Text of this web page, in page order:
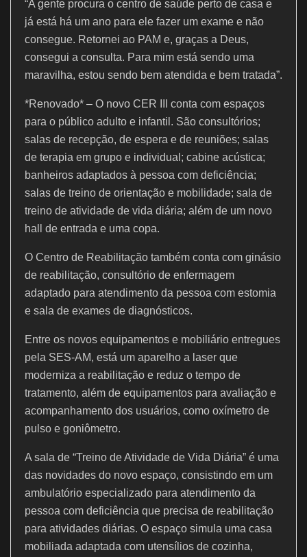
“A gente procura o centro de saúde perto de casa e
já está há um ano para ele fazer um exame e não
consegue. Retornei ao PAM e, graças a Deus,
consegui a consulta. Para mim está sendo uma
maravilha, estou sendo bem atendida e bem tratada”.
*Renovado* – O novo CER III conta com espaços
para o público adulto e infantil. São consultórios;
salas de recepção, de espera e de reuniões; salas
de terapia em grupo e individual; cabine acústica;
banheiros adaptados à pessoa com deficiência;
salas de treino de orientação e mobilidade; sala de
treino de atividade de vida diária; além de um novo
hall de entrada e uma copa.
O Centro de Reabilitação também conta com ginásio
de reabilitação, consultório de enfermagem
adaptado para atendimento da pessoa com estomia
e sala de exames de diagnósticos.
Entre os novos equipamentos e mobiliário entregues
pela SES-AM, está um aparelho a laser que
moderniza a reabilitação e reduz o tempo de
tratamento, além de equipamentos para avaliação e
acompanhamento dos usuários, como oxímetro de
pulso e goniômetro.
A sala de “Treino de Atividade de Vida Diária” é uma
das novidades do novo espaço, consistindo em um
ambulatório especializado para atendimento da
pessoa com deficiência que precisa de reabilitação
para atividades diárias. O espaço simula uma casa
mobiliada adaptada com utensílios de cozinha,